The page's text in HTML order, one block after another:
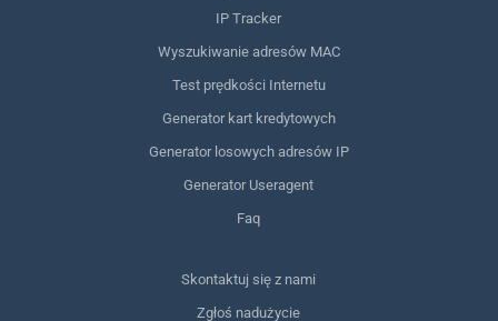
IP Tracker
Wyszukiwanie adresów MAC
Test prędkości Internetu
Generator kart kredytowych
Generator losowych adresów IP
Generator Useragent
Faq
Skontaktuj się z nami
Zgłoś nadużycie